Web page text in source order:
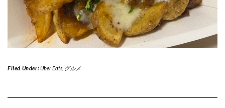
Filed Under:Uber Eats, グルメ